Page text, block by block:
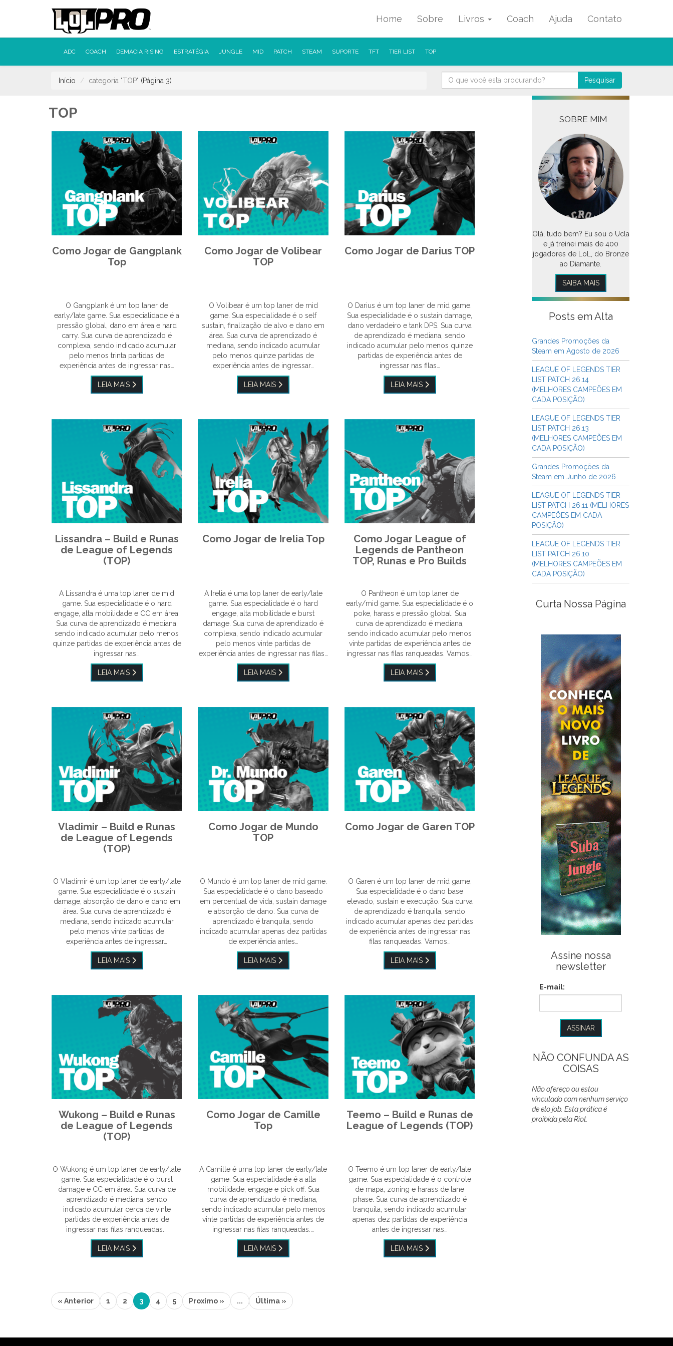
Home Sobre Livros Coach Ajuda Contato
ADC COACH DEMACIA RISING ESTRATÉGIA JUNGLE MID PATCH STEAM SUPORTE TFT TIER LIST TOP
Início categoria "TOP" (Página 3) Pesquisar
TOP
Como Jogar de Gangplank
Top
O Gangplank é um top laner de
early/late game. Sua especialidade é a
pressão global, dano em área e hard
carry. Sua curva de aprendizado é
complexa, sendo indicado acumular
pelo menos trinta partidas de
experiência antes de ingressar nas…
LEIA MAIS
Como Jogar de Volibear
TOP
O Volibear é um top laner de mid
game. Sua especialidade é o self
sustain, finalização de alvo e dano em
área. Sua curva de aprendizado é
mediana, sendo indicado acumular
pelo menos quinze partidas de
experiência antes de ingressar…
LEIA MAIS
Como Jogar de Darius TOP
O Darius é um top laner de mid game.
Sua especialidade é o sustain damage,
dano verdadeiro e tank DPS. Sua curva
de aprendizado é mediana, sendo
indicado acumular pelo menos quinze
partidas de experiência antes de
ingressar nas filas…
LEIA MAIS
Lissandra – Build e Runas
de League of Legends
(TOP)
A Lissandra é uma top laner de mid
game. Sua especialidade é o hard
engage, alta mobilidade e CC em área.
Sua curva de aprendizado é mediana,
sendo indicado acumular pelo menos
quinze partidas de experiência antes de
ingressar nas…
LEIA MAIS
Como Jogar de Irelia Top
A Irelia é uma top laner de early/late
game. Sua especialidade é o hard
engage, alta mobilidade e burst
damage. Sua curva de aprendizado é
complexa, sendo indicado acumular
pelo menos vinte partidas de
experiência antes de ingressar nas filas…
LEIA MAIS
Como Jogar League of
Legends de Pantheon
TOP, Runas e Pro Builds
O Pantheon é um top laner de
early/mid game. Sua especialidade é o
poke, harass e pressão global. Sua
curva de aprendizado é mediana,
sendo indicado acumular pelo menos
vinte partidas de experiência antes de
ingressar nas filas ranqueadas. Vamos…
LEIA MAIS
Vladimir – Build e Runas
de League of Legends
(TOP)
O Vladimir é um top laner de early/late
game. Sua especialidade é o sustain
damage, absorção de dano e dano em
área. Sua curva de aprendizado é
mediana, sendo indicado acumular
pelo menos vinte partidas de
experiência antes de ingressar…
LEIA MAIS
Como Jogar de Mundo
TOP
O Mundo é um top laner de mid game.
Sua especialidade é o dano baseado
em percentual de vida, sustain damage
e absorção de dano. Sua curva de
aprendizado é tranquila, sendo
indicado acumular apenas dez partidas
de experiência antes…
LEIA MAIS
Como Jogar de Garen TOP
O Garen é um top laner de mid game.
Sua especialidade é o dano base
elevado, sustain e execução. Sua curva
de aprendizado é tranquila, sendo
indicado acumular apenas dez partidas
de experiência antes de ingressar nas
filas ranqueadas. Vamos…
LEIA MAIS
Wukong – Build e Runas
de League of Legends
(TOP)
O Wukong é um top laner de early/late
game. Sua especialidade é o burst
damage e CC em área. Sua curva de
aprendizado é mediana, sendo
indicado acumular cerca de vinte
partidas de experiência antes de
ingressar nas filas ranqueadas.…
LEIA MAIS
Como Jogar de Camille
Top
A Camille é uma top laner de early/late
game. Sua especialidade é a alta
mobilidade, engage e pick off. Sua
curva de aprendizado é mediana,
sendo indicado acumular pelo menos
vinte partidas de experiência antes de
ingressar nas filas ranqueadas.…
LEIA MAIS
Teemo – Build e Runas de
League of Legends (TOP)
O Teemo é um top laner de early/late
game. Sua especialidade é o controle
de mapa, zoning e harass de lane
phase. Sua curva de aprendizado é
tranquila, sendo indicado acumular
apenas dez partidas de experiência
antes de ingressar nas…
LEIA MAIS
« Anterior 1 2 3(current)
4 5 Proxímo » ... Última »
SOBRE MIM
Olá, tudo bem? Eu sou o Ucla
e já treinei mais de 400
jogadores de LoL, do Bronze
ao Diamante.
SAIBA MAIS
Posts em Alta
Grandes Promoções da
Steam em Agosto de 2026
LEAGUE OF LEGENDS TIER
LIST PATCH 26.14
(MELHORES CAMPEÕES EM
CADA POSIÇÃO)
LEAGUE OF LEGENDS TIER
LIST PATCH 26.13
(MELHORES CAMPEÕES EM
CADA POSIÇÃO)
Grandes Promoções da
Steam em Junho de 2026
LEAGUE OF LEGENDS TIER
LIST PATCH 26.11 (MELHORES
CAMPEÕES EM CADA
POSIÇÃO)
LEAGUE OF LEGENDS TIER
LIST PATCH 26.10
(MELHORES CAMPEÕES EM
CADA POSIÇÃO)
Curta Nossa Página
Assine nossa
newsletter
E-mail:
NÃO CONFUNDA AS
COISAS
Não ofereço ou estou
vinculado com nenhum serviço
de elo job. Esta prática é
proibida pela Riot.